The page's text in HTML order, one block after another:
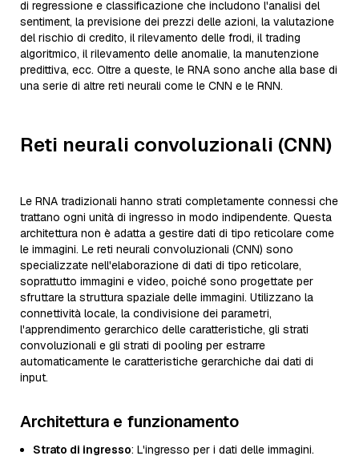
di regressione e classificazione che includono l'analisi del
sentiment, la previsione dei prezzi delle azioni, la valutazione
del rischio di credito, il rilevamento delle frodi, il trading
algoritmico, il rilevamento delle anomalie, la manutenzione
predittiva, ecc. Oltre a queste, le RNA sono anche alla base di
una serie di altre reti neurali come le CNN e le RNN.
Reti neurali convoluzionali (CNN)
Le RNA tradizionali hanno strati completamente connessi che
trattano ogni unità di ingresso in modo indipendente. Questa
architettura non è adatta a gestire dati di tipo reticolare come
le immagini. Le reti neurali convoluzionali (CNN) sono
specializzate nell'elaborazione di dati di tipo reticolare,
soprattutto immagini e video, poiché sono progettate per
sfruttare la struttura spaziale delle immagini. Utilizzano la
connettività locale, la condivisione dei parametri,
l'apprendimento gerarchico delle caratteristiche, gli strati
convoluzionali e gli strati di pooling per estrarre
automaticamente le caratteristiche gerarchiche dai dati di
input.
Architettura e funzionamento
Strato di ingresso: L'ingresso per i dati delle immagini.